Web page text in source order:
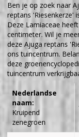
Ben je op zoek naar
reptans 'Riesenkerze'
Deze Lamiaceae
centimeter. Wil je
deze Ajuga reptans
ons tuincentrum.
deze
tuincentrum
Nederlandse
naam:
Kruipend
zenegroen